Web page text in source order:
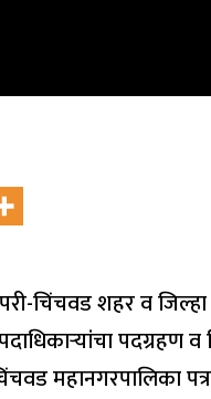
चिंचवड शहर व जिल्हा
पदग्रहण व
महानगरपालिका